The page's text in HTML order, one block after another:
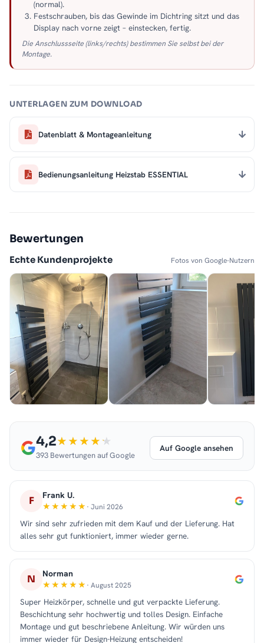
(normal).
Festschrauben, bis das Gewinde im Dichtring sitzt und das
Display nach vorne zeigt – einstecken, fertig.
Die Anschlussseite (links/rechts) bestimmen Sie selbst bei der
Montage.
UNTERLAGEN ZUM DOWNLOAD
Datenblatt & Montageanleitung
Bedienungsanleitung Heizstab ESSENTIAL
Bewertungen
Echte Kundenprojekte Fotos von Google-Nutzern
4,2
393 Bewertungen auf Google
Auf Google ansehen
F Frank U.
· Juni 2026
Wir sind sehr zufrieden mit dem Kauf und der Lieferung. Hat
alles sehr gut funktioniert, immer wieder gerne.
N Norman
· August 2025
Super Heizkörper, schnelle und gut verpackte Lieferung.
Beschichtung sehr hochwertig und tolles Design. Einfache
Montage und gut beschriebene Anleitung. Wir würden uns
immer wieder für Design-Heizung entscheiden!